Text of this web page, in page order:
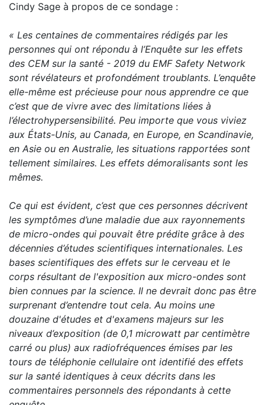
Cindy Sage à propos de ce sondage :
« Les centaines de commentaires rédigés par les
personnes qui ont répondu à l’Enquête sur les effets
des CEM sur la santé - 2019 du EMF Safety Network
sont révélateurs et profondément troublants. L’enquête
elle-même est précieuse pour nous apprendre ce que
c’est que de vivre avec des limitations liées à
l’électrohypersensibilité. Peu importe que vous viviez
aux États-Unis, au Canada, en Europe, en Scandinavie,
en Asie ou en Australie, les situations rapportées sont
tellement similaires. Les effets démoralisants sont les
mêmes.
Ce qui est évident, c’est que ces personnes décrivent
les symptômes d’une maladie due aux rayonnements
de micro-ondes qui pouvait être prédite grâce à des
décennies d’études scientifiques internationales. Les
bases scientifiques des effets sur le cerveau et le
corps résultant de l'exposition aux micro-ondes sont
bien connues par la science. Il ne devrait donc pas être
surprenant d’entendre tout cela. Au moins une
douzaine d'études et d'examens majeurs sur les
niveaux d’exposition (de 0,1 microwatt par centimètre
carré ou plus) aux radiofréquences émises par les
tours de téléphonie cellulaire ont identifié des effets
sur la santé identiques à ceux décrits dans les
commentaires personnels des répondants à cette